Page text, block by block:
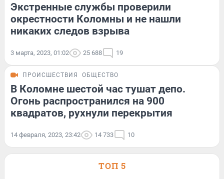
Экстренные службы проверили
окрестности Коломны и не нашли
никаких следов взрыва
3 марта, 2023, 01:02 25 688 19
ПРОИСШЕСТВИЯ ОБЩЕСТВО
В Коломне шестой час тушат депо.
Огонь распространился на 900
квадратов, рухнули перекрытия
14 февраля, 2023, 23:42 14 733 10
ТОП 5